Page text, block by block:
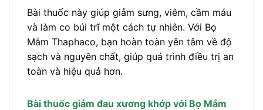
Bài thuốc này giúp giảm sưng, viêm, cầm máu
và làm co búi trĩ một cách tự nhiên. Với Bọ
Mắm Thaphaco, bạn hoàn toàn yên tâm về độ
sạch và nguyên chất, giúp quá trình điều trị an
toàn và hiệu quả hơn.
Bài thuốc giảm đau xương khớp với Bọ Mắm